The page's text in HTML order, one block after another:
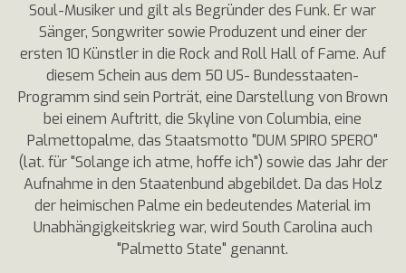
Soul-Musiker und gilt als Begründer des Funk. Er war
Sänger, Songwriter sowie Produzent und einer der
ersten 10 Künstler in die Rock and Roll Hall of Fame. Auf
diesem Schein aus dem 50 US- Bundesstaaten-
Programm sind sein Porträt, eine Darstellung von Brown
bei einem Auftritt, die Skyline von Columbia, eine
Palmettopalme, das Staatsmotto "DUM SPIRO SPERO"
(lat. für "Solange ich atme, hoffe ich") sowie das Jahr der
Aufnahme in den Staatenbund abgebildet. Da das Holz
der heimischen Palme ein bedeutendes Material im
Unabhängigkeitskrieg war, wird South Carolina auch
"Palmetto State" genannt.